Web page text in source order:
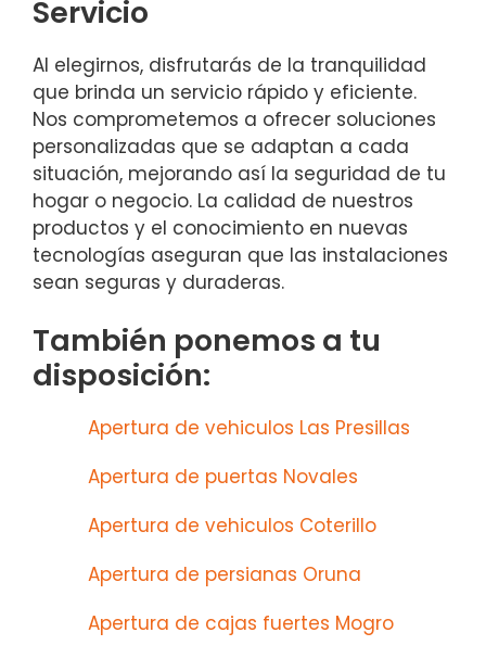
Servicio
Al elegirnos, disfrutarás de la tranquilidad
que brinda un servicio rápido y eficiente.
Nos comprometemos a ofrecer soluciones
personalizadas que se adaptan a cada
situación, mejorando así la seguridad de tu
hogar o negocio. La calidad de nuestros
productos y el conocimiento en nuevas
tecnologías aseguran que las instalaciones
sean seguras y duraderas.
También ponemos a tu
disposición:
Apertura de vehiculos Las Presillas
Apertura de puertas Novales
Apertura de vehiculos Coterillo
Apertura de persianas Oruna
Apertura de cajas fuertes Mogro